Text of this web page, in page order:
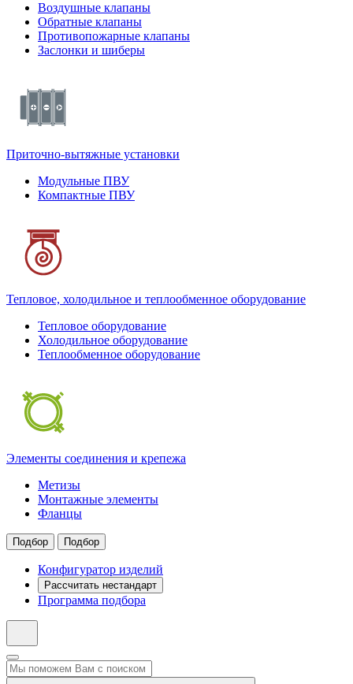
Воздушные клапаны
Обратные клапаны
Противопожарные клапаны
Заслонки и шиберы
Приточно-вытяжные установки
Модульные ПВУ
Компактные ПВУ
Тепловое, холодильное и теплообменное оборудование
Тепловое оборудование
Холодильное оборудование
Теплообменное оборудование
Элементы соединения и крепежа
Метизы
Монтажные элементы
Фланцы
Подбор Подбор
Конфигуратор изделий
Рассчитать нестандарт
Программа подбора